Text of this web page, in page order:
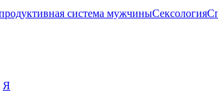
система мужчиныСексология
Я